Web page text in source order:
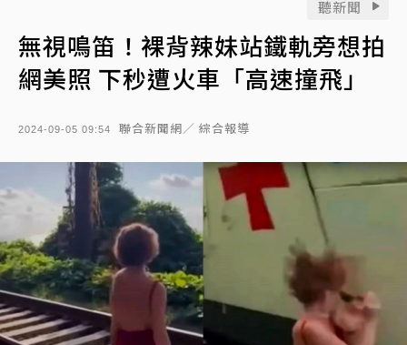
聽新聞
無視鳴笛！裸背辣妹站鐵軌旁想拍
網美照 下秒遭火車「高速撞飛」
2024-09-05 09:54 聯合新聞網／ 綜合報導